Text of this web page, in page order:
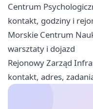
Centrum
kontakt, godziny i
Morskie Centrum
warsztaty i dojazd
Rejonowy Zarząd
kontakt, adres,